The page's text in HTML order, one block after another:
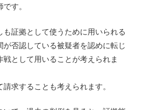
す。
も証拠として使うために用いられる
否認している被疑者を認めに転じ
として用いることが考えられま
求することも考えられます。